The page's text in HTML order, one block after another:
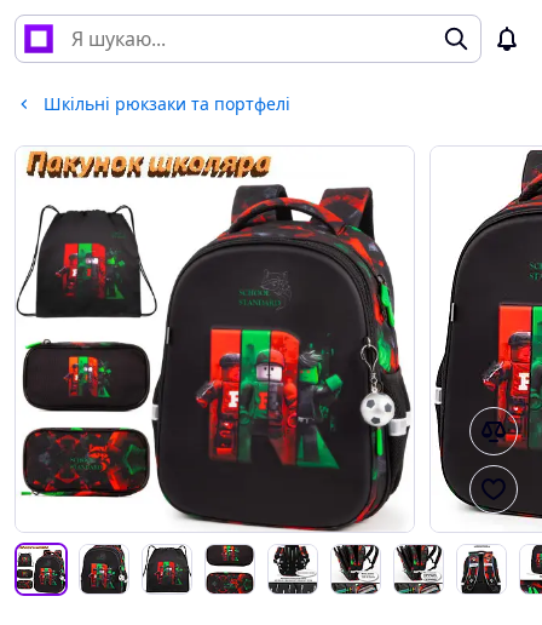
Шкільні рюкзаки та портфелі